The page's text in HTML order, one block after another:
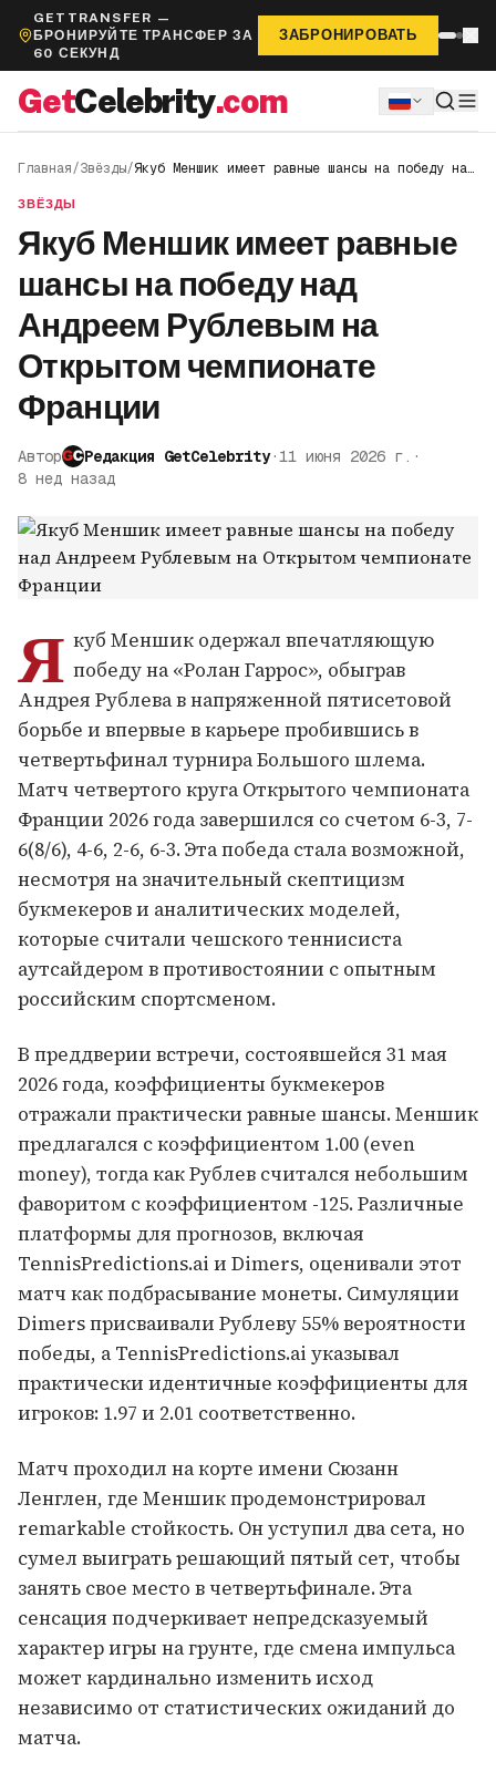
GETTRANSFER —
БРОНИРУЙТЕ ТРАНСФЕР ЗА
60 СЕКУНД
ЗАБРОНИРОВАТЬ
GetCelebrity.com
Главная/Звёзды/Якуб Меншик имеет равные шансы на победу над
ЗВЁЗДЫ
Якуб Меншик имеет равные
шансы на победу над
Андреем Рублевым на
Открытом чемпионате
Франции
Автор Редакция GetCelebrity·11 июня 2026 г. ·
8 нед назад
Я куб Меншик одержал впечатляющую
победу на «Ролан Гаррос», обыграв
Андрея Рублева в напряженной пятисетовой
борьбе и впервые в карьере пробившись в
четвертьфинал турнира Большого шлема.
Матч четвертого круга Открытого чемпионата
Франции 2026 года завершился со счетом 6-3, 7-
6(8/6), 4-6, 2-6, 6-3. Эта победа стала возможной,
несмотря на значительный скептицизм
букмекеров и аналитических моделей,
которые считали чешского теннисиста
аутсайдером в противостоянии с опытным
российским спортсменом.
В преддверии встречи, состоявшейся 31 мая
2026 года, коэффициенты букмекеров
отражали практически равные шансы. Меншик
предлагался с коэффициентом 1.00 (even
money), тогда как Рублев считался небольшим
фаворитом с коэффициентом -125. Различные
платформы для прогнозов, включая
TennisPredictions.ai и Dimers, оценивали этот
матч как подбрасывание монеты. Симуляции
Dimers присваивали Рублеву 55% вероятности
победы, а TennisPredictions.ai указывал
практически идентичные коэффициенты для
игроков: 1.97 и 2.01 соответственно.
Матч проходил на корте имени Сюзанн
Ленглен, где Меншик продемонстрировал
remarkable стойкость. Он уступил два сета, но
сумел выиграть решающий пятый сет, чтобы
занять свое место в четвертьфинале. Эта
сенсация подчеркивает непредсказуемый
характер игры на грунте, где смена импульса
может кардинально изменить исход
независимо от статистических ожиданий до
матча.